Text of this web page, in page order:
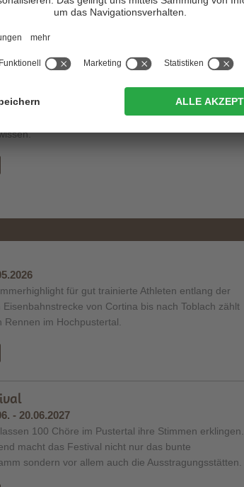
gibt es alljährlich auch beim Festival Dolomites,
Hotel in Toblach stattfinden und das Publikum zu
für gut trainierte Athleten entlang der
Eisenbahnstrecke von Cortina bis nach Toblach zählt
Rennen im Hochpustertal.
- 20.06.2027
100 Chöre im Pustertal ihre Stimmen erklingen.
macht das Festival nicht nur das bunte
sondern vor allem auch die Ausstragungsstätten.